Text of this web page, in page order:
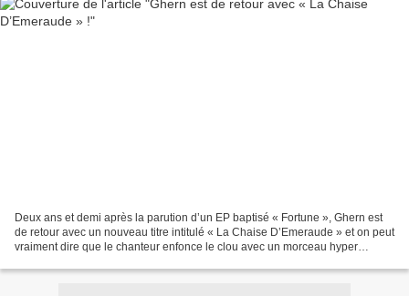
Deux ans et demi après la parution d’un EP baptisé « Fortune », Ghern est
de retour avec un nouveau titre intitulé « La Chaise D’Emeraude » et on peut
vraiment dire que le chanteur enfonce le clou avec un morceau hyper